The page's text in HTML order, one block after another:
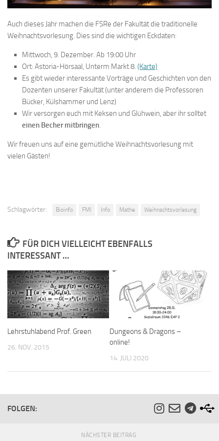
Auch dieses Jahr machen die FSRe der Fakultät die traditionelle
Weihnachtsvorlesung. Dies sind die wichtigen Eckdaten:
Mittwoch, 9. Dezember. Ab 19:00 Uhr
Ort: Astoria-Hörsaal, Unterm Markt 8. (Karte)
Es gibt wieder interessante Vorträge und Geschichten von den
Dozenten unserer Fakultät (unter anderem die Professoren
Bücker, Külshammer und Lenz)
Wir versorgen euch mit Keksen und Glühwein, aber ihr solltet
einen Becher mitbringen.
Wir freuen uns auf eine gemütliche Weihnachtsvorlesung mit
vielen Gästen!
Schlagwörter: Bioinfo FMI Info Mathe Weihnachtsvorlesung
FÜR DICH VIELLEICHT EBENFALLS
INTERESSANT …
Lehrstuhlabend Prof. Green
26. NOV. 2015
Dungeons & Dragons –
online!
14. JULI 2020
FOLGEN:
NÄCHSTER BEITRAG